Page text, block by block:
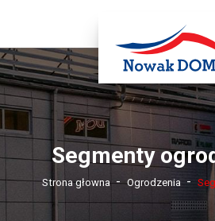
Segmenty
Strona głowna - Ogrodzenia -